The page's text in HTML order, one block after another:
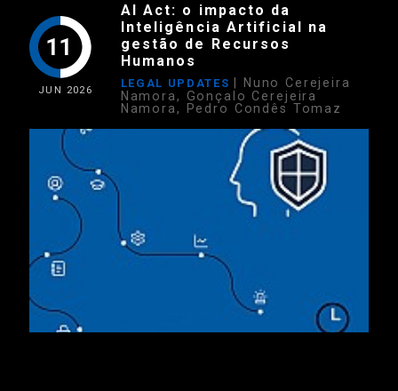
11
JUN 2026
AI Act: o impacto da
Inteligência Artificial na
gestão de Recursos
Humanos
LEGAL UPDATES | Nuno Cerejeira
Namora, Gonçalo Cerejeira
Namora, Pedro Condês Tomaz